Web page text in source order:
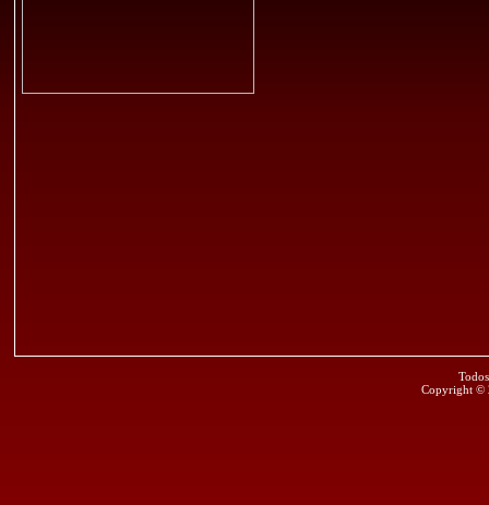
Copyright ©